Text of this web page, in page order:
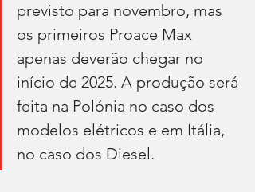
previsto para novembro, mas
os primeiros Proace Max
apenas deverão chegar no
início de 2025. A produção será
feita na Polónia no caso dos
modelos elétricos e em Itália,
no caso dos Diesel.